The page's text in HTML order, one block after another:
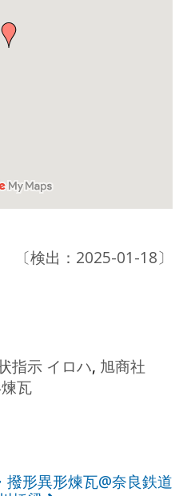
〔検出：2025-01-18〕
指示 イロハ, 旭商社
瓦
形異形煉瓦@奈良鉄道